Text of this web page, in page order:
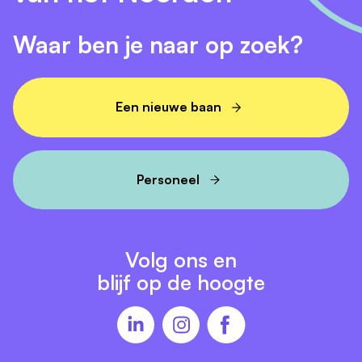
proactief, communicatief goed onderlegd en pakt
Eisen
Minimaal 3 jaar aantoonbare werkervaring in een
Aantoonbare werkervaring op het gebied van
Aantoonbare werkervaring als juridisch adviseur
binnen de context van (re)vitalisering en
duidelijk waar dit is opgedaan.
Uurtarief maximaal € 105,- exclusief btw, inclusief
reiskosten woon-werkverkeer, werk-werkverkeer,
parkeerkosten en fee Flextender.
Waar ben je naar op zoek?
Een nieuwe baan
Personeel
Volg ons en
blijf op de hoogte